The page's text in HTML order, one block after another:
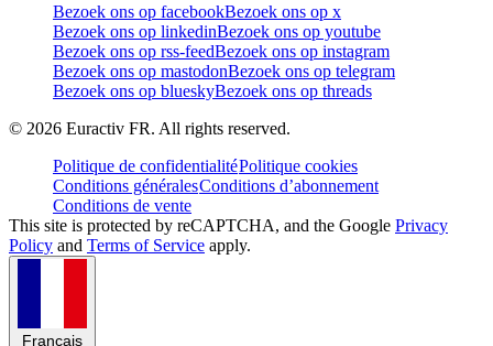
Bezoek ons op facebookBezoek ons op x
Bezoek ons op linkedinBezoek ons op youtube
Bezoek ons op rss-feedBezoek ons op instagram
Bezoek ons op mastodonBezoek ons op telegram
Bezoek ons op blueskyBezoek ons op threads
© 2026 Euractiv FR. All rights reserved.
Politique de confidentialitéPolitique cookies
Conditions généralesConditions d’abonnement
Conditions de vente
This site is protected by reCAPTCHA, and the Google Privacy
Policy and Terms of Service apply.
Français